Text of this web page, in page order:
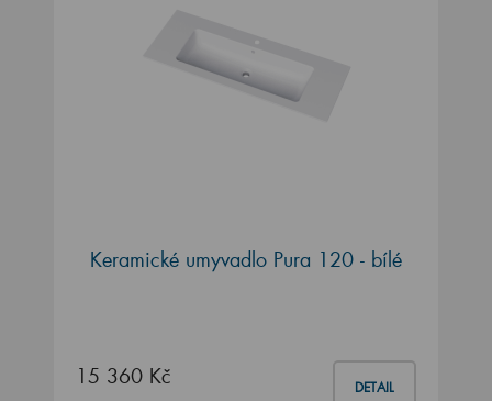
Keramické umyvadlo Pura 120 - bílé
15 360 Kč DETAIL